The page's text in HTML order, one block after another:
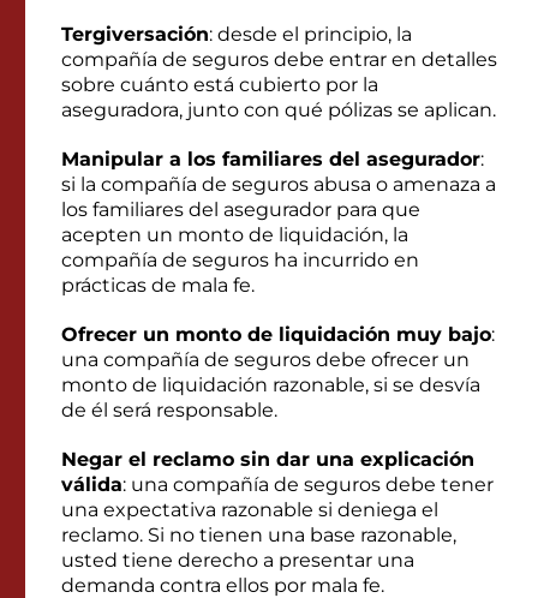
Tergiversación: desde el principio, la
compañía de seguros debe entrar en detalles
sobre cuánto está cubierto por la
aseguradora, junto con qué pólizas se aplican.
Manipular a los familiares del asegurador:
si la compañía de seguros abusa o amenaza a
los familiares del asegurador para que
acepten un monto de liquidación, la
compañía de seguros ha incurrido en
prácticas de mala fe.
Ofrecer un monto de liquidación muy bajo:
una compañía de seguros debe ofrecer un
monto de liquidación razonable, si se desvía
de él será responsable.
Negar el reclamo sin dar una explicación
válida: una compañía de seguros debe tener
una expectativa razonable si deniega el
reclamo. Si no tienen una base razonable,
usted tiene derecho a presentar una
demanda contra ellos por mala fe.